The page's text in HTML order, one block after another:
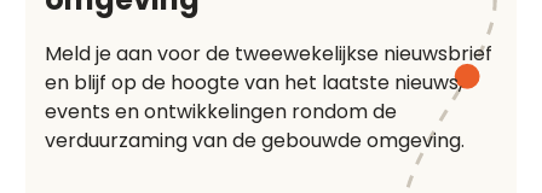
Meld je aan voor de tweewekelijkse nieuwsbrief
en blijf op de hoogte van het laatste nieuws,
events en ontwikkelingen rondom de
verduurzaming van de gebouwde omgeving.